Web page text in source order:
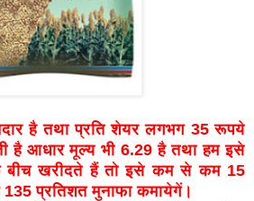
है तथा प्रति शेयर लगभग 35 रूपये
है आधार मूल्य भी 6.29 है तथा हम इसे
खरीदते हैं तो इसे कम से कम 15
प्रतिशत मुनाफा कमायेगें।